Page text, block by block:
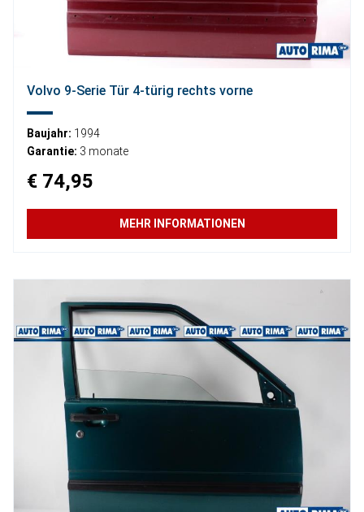
Volvo 9-Serie Tür 4-türig rechts vorne
Baujahr: 1994
Garantie: 3 monate
€ 74,95
MEHR INFORMATIONEN